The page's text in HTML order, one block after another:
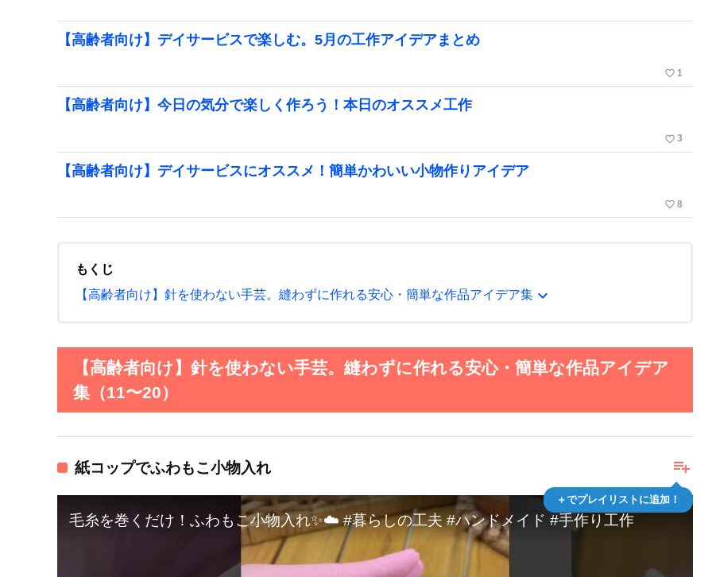
【高齢者向け】デイサービスで楽しむ。5月の工作アイデアまとめ
favorite_border 1
【高齢者向け】今日の気分で楽しく作ろう！本日のオススメ工作
favorite_border 3
【高齢者向け】デイサービスにオススメ！簡単かわいい小物作りアイデア
favorite_border 8
もくじ
【高齢者向け】針を使わない手芸。縫わずに作れる安心・簡単な作品アイデア集 expand_more
【高齢者向け】針を使わない手芸。縫わずに作れる安心・簡単な作品アイデア
集（11〜20）
playlist_add
＋でプレイリストに追加！
紙コップでふわもこ小物入れ
毛糸を巻くだけ！ふわもこ小物入れ✨☁️ #暮らしの工夫 #ハンドメイド #手作り工作